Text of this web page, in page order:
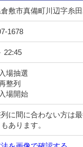
敷市真備町川辺字糸
1678
22:45
場抽選
整列
場開始
に間に合わない方は
あります。